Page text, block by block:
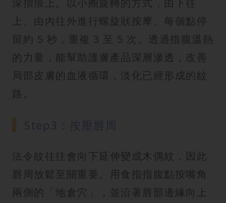
深摺痕上。以小圈旋轉的方式，由下往
上、由內往外進行螺旋狀按摩。每個點停
留約 5 秒，重複 3 至 5 次。透過指腹溫熱
的力量，能幫助護膚產品深層滲透，改善
局部皮膚的血液循環，淡化已經形成的紋
路。
法令紋往往會向下延伸變成木偶紋，因此
唇周放鬆至關重要。用食指指腹點按嘴角
兩側的「地倉穴」，並沿著唇部邊緣向上